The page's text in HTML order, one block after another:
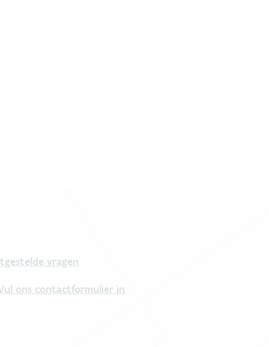
vragen.
ons contactformulier in.